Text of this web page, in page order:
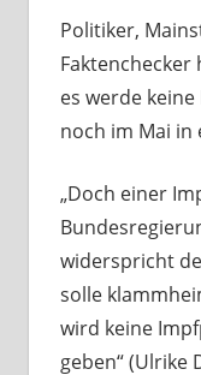
Politiker,
es werde
noch im Mai in
„Doch einer
widerspricht
solle
wird keine
geben“ (Ulrike